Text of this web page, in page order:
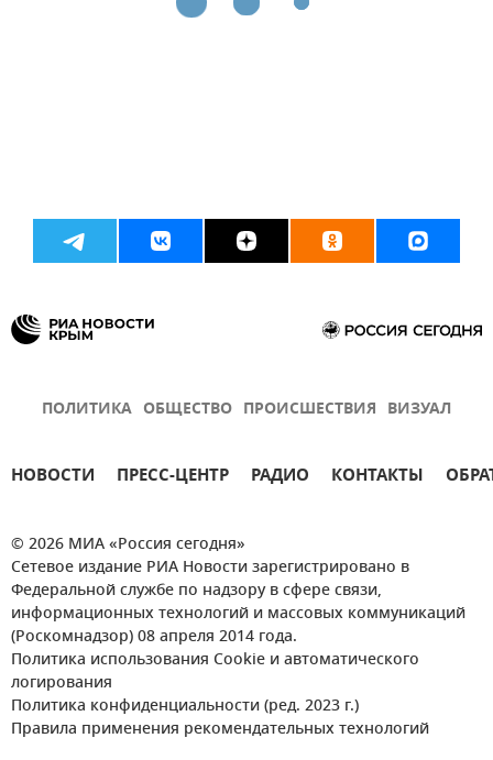
ПОЛИТИКА ОБЩЕСТВО ПРОИСШЕСТВИЯ ВИЗУАЛ
НОВОСТИ ПРЕСС-ЦЕНТР РАДИО КОНТАКТЫ
© 2026 МИА «Россия сегодня»
Сетевое издание РИА Новости зарегистрировано в
Федеральной службе по надзору в сфере связи,
информационных технологий и массовых коммуникаций
(Роскомнадзор) 08 апреля 2014 года.
Политика использования Cookie и автоматического
логирования
Политика конфиденциальности (ред. 2023 г.)
Правила применения рекомендательных технологий